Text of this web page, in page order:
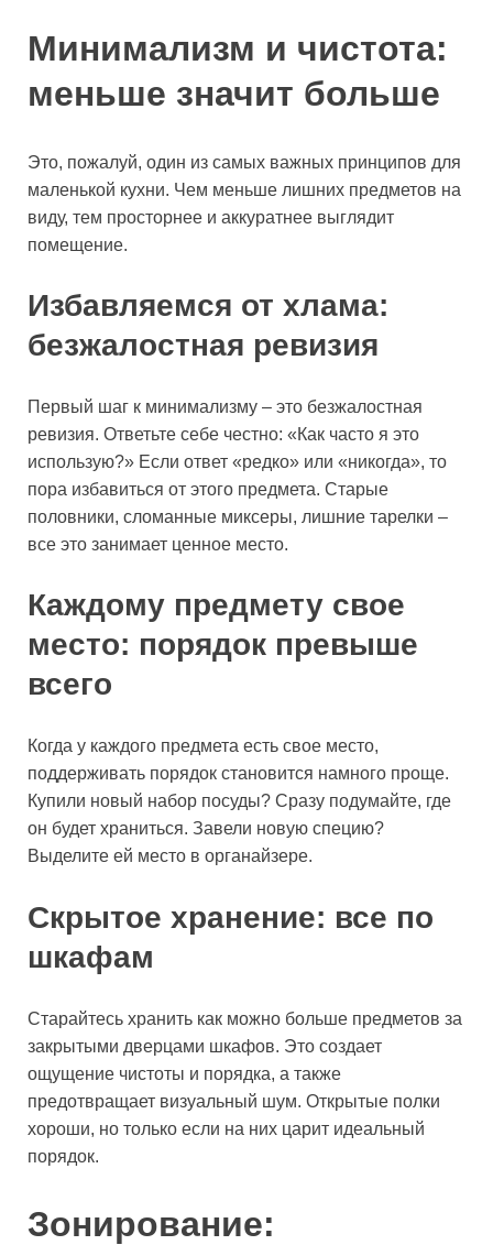
Минимализм и чистота:
меньше значит больше
Это, пожалуй, один из самых важных принципов для
маленькой кухни. Чем меньше лишних предметов на
виду, тем просторнее и аккуратнее выглядит
помещение.
Избавляемся от хлама:
безжалостная ревизия
Первый шаг к минимализму – это безжалостная
ревизия. Ответьте себе честно: «Как часто я это
использую?» Если ответ «редко» или «никогда», то
пора избавиться от этого предмета. Старые
половники, сломанные миксеры, лишние тарелки –
все это занимает ценное место.
Каждому предмету свое
место: порядок превыше
всего
Когда у каждого предмета есть свое место,
поддерживать порядок становится намного проще.
Купили новый набор посуды? Сразу подумайте, где
он будет храниться. Завели новую специю?
Выделите ей место в органайзере.
Скрытое хранение: все по
шкафам
Старайтесь хранить как можно больше предметов за
закрытыми дверцами шкафов. Это создает
ощущение чистоты и порядка, а также
предотвращает визуальный шум. Открытые полки
хороши, но только если на них царит идеальный
порядок.
Зонирование: